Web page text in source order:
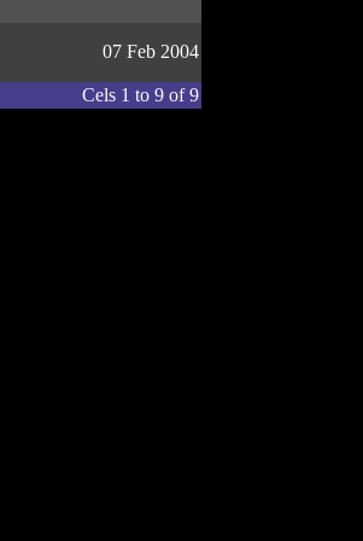
07 Feb 2004
Cels 1 to 9 of 9